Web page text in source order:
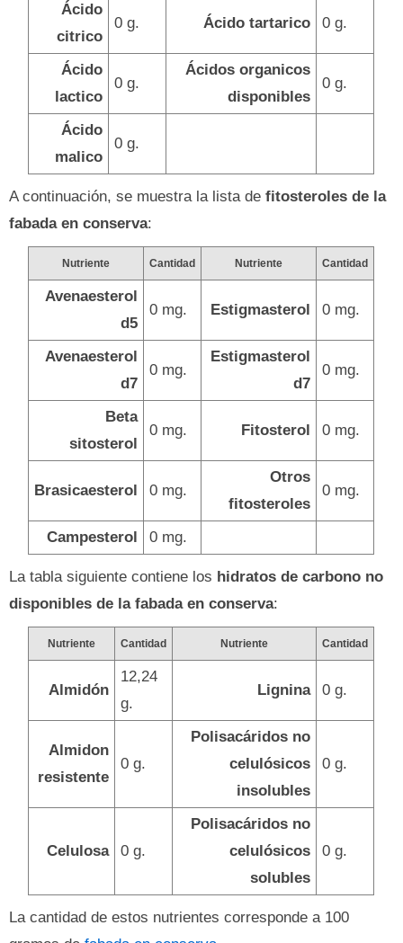
Ácido
citrico
0 g. Ácido tartarico 0 g.
Ácido
lactico
0 g.
Ácidos organicos
disponibles
0 g.
Ácido
malico
0 g.
A continuación, se muestra la lista de fitosteroles de la
fabada en conserva:
Nutriente Cantidad Nutriente Cantidad
Avenaesterol
d5
0 mg. Estigmasterol 0 mg.
Avenaesterol
d7
0 mg.
Estigmasterol
d7
0 mg.
Beta
sitosterol
0 mg. Fitosterol 0 mg.
Brasicaesterol 0 mg.
Otros
fitosteroles
0 mg.
Campesterol 0 mg.
La tabla siguiente contiene los hidratos de carbono no
disponibles de la fabada en conserva:
Nutriente Cantidad Nutriente Cantidad
Almidón
12,24
g.
Lignina 0 g.
Almidon
resistente
0 g.
Polisacáridos no
celulósicos
insolubles
0 g.
Celulosa 0 g.
Polisacáridos no
celulósicos
solubles
0 g.
La cantidad de estos nutrientes corresponde a 100